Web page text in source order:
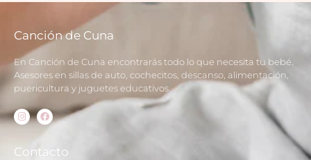
Canción de Cuna
En Canción de Cuna encontrarás todo lo que necesita tu bebé.
Asesores en sillas de auto, cochecitos, descanso, alimentación,
puericultura y juguetes educativos
Contacto